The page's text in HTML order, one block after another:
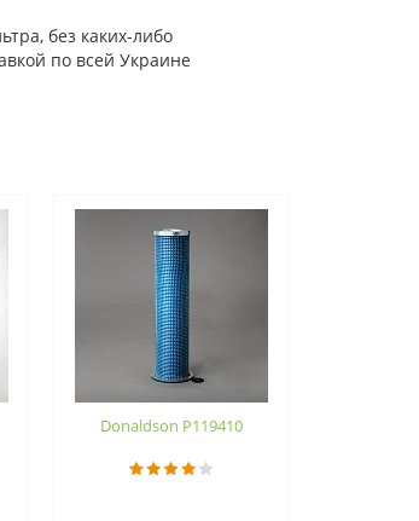
без каких-либо
по всей Украине
Donaldson P119410